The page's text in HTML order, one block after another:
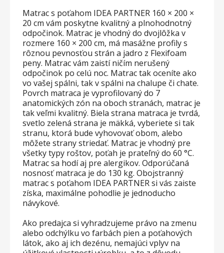
Matrac s poťahom IDEA PARTNER 160 × 200 ×
20 cm vám poskytne kvalitný a plnohodnotný
odpočinok. Matrac je vhodný do dvojlôžka v
rozmere 160 × 200 cm, má masážne profily s
rôznou pevnosťou strán a jadro z Flexifoam
peny. Matrac vám zaistí ničím nerušený
odpočinok po celú noc. Matrac tak oceníte ako
vo vašej spálni, tak v spálni na chalupe či chate.
Povrch matraca je vyprofilovaný do 7
anatomických zón na oboch stranách, matrac je
tak veľmi kvalitný. Biela strana matraca je tvrdá,
svetlo zelená strana je mäkká, vyberiete si tak
stranu, ktorá bude vyhovovať obom, alebo
môžete strany striedať. Matrac je vhodný pre
všetky typy roštov, poťah je prateľný do 60 °C.
Matrac sa hodí aj pre alergikov. Odporúčaná
nosnosť matraca je do 130 kg. Obojstranný
matrac s poťahom IDEA PARTNER si vás zaiste
získa, maximálne pohodlie je jednoducho
návykové.
Ako predajca si vyhradzujeme právo na zmenu
alebo odchýlku vo farbách pien a poťahových
látok, ako aj ich dezénu, nemajúci vplyv na